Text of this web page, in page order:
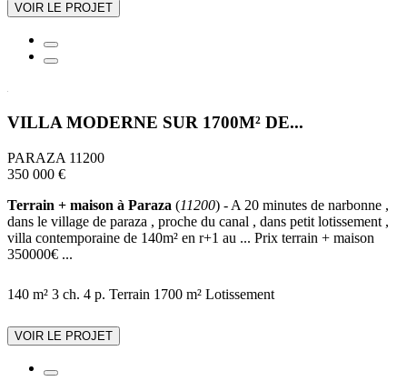
VOIR LE PROJET
VILLA MODERNE SUR 1700M² DE...
PARAZA 11200
350 000 €
Terrain + maison à Paraza (11200) - A 20 minutes de narbonne ,
dans le village de paraza , proche du canal , dans petit lotissement ,
villa contemporaine de 140m² en r+1 au ... Prix terrain + maison
350000€ ...
140 m² 3 ch. 4 p. Terrain 1700 m² Lotissement
VOIR LE PROJET